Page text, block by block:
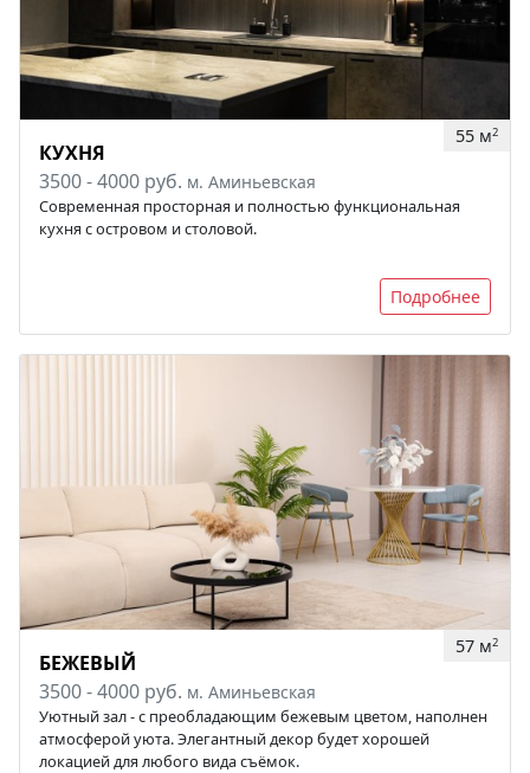
55 м2
КУХНЯ
3500 - 4000 руб. м. Аминьевская
Современная просторная и полностью функциональная
кухня с островом и столовой.
Подробнее
57 м2
БЕЖЕВЫЙ
3500 - 4000 руб. м. Аминьевская
Уютный зал - с преобладающим бежевым цветом, наполнен
атмосферой уюта. Элегантный декор будет хорошей
локацией для любого вида съёмок.